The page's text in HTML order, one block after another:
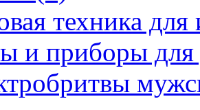
техника
и приборы для